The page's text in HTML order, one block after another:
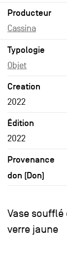
Producteur
Cassina
Typologie
Objet
Creation
2022
Édition
2022
Provenance
don (Don)
Vase
verre jaune